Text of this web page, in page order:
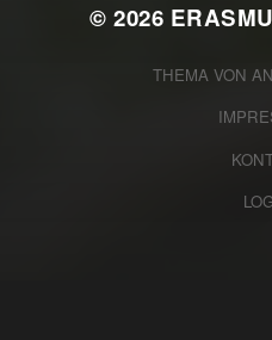
© 2026
THEMA VON